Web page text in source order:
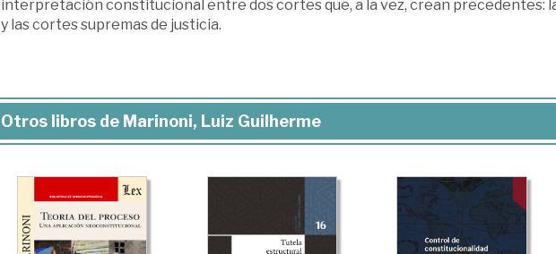
interpretación constitucional entre dos cortes que, a la vez, crean precedentes:
y las cortes supremas de justicia.
Otros libros de Marinoni, Luiz Guilherme